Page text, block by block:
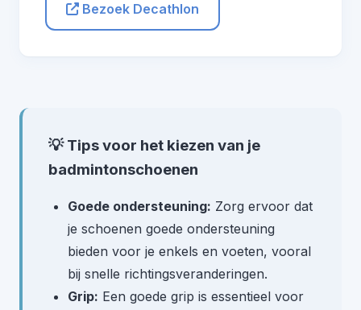
Bezoek Decathlon
💡 Tips voor het kiezen van je
badmintonschoenen
Goede ondersteuning: Zorg ervoor dat
je schoenen goede ondersteuning
bieden voor je enkels en voeten, vooral
bij snelle richtingsveranderingen.
Grip: Een goede grip is essentieel voor